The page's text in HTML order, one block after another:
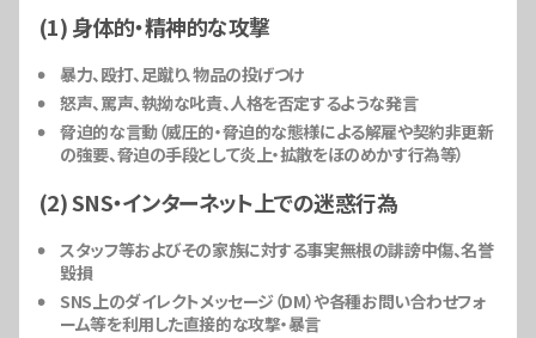
(1) 身体的・精神的な攻撃
暴力、殴打、足蹴り、物品の投げつけ
怒声、罵声、執拗な叱責、人格を否定するような発言
脅迫的な言動（威圧的・脅迫的な態様による解雇や契約非更新
の強要、脅迫の手段として炎上・拡散をほのめかす行為等）
(2) SNS・インターネット上での迷惑行為
スタッフ等およびその家族に対する事実無根の誹謗中傷、名誉
毀損
SNS上のダイレクトメッセージ（DM）や各種お問い合わせフォ
ーム等を利用した直接的な攻撃・暴言